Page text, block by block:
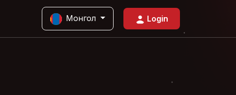
Монгол Login